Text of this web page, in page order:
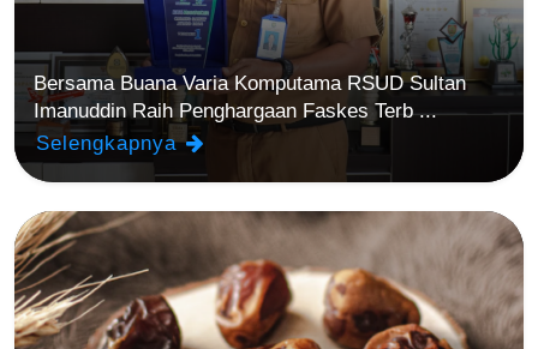
Bersama Buana Varia Komputama RSUD Sultan
Imanuddin Raih Penghargaan Faskes Terb ...
Selengkapnya